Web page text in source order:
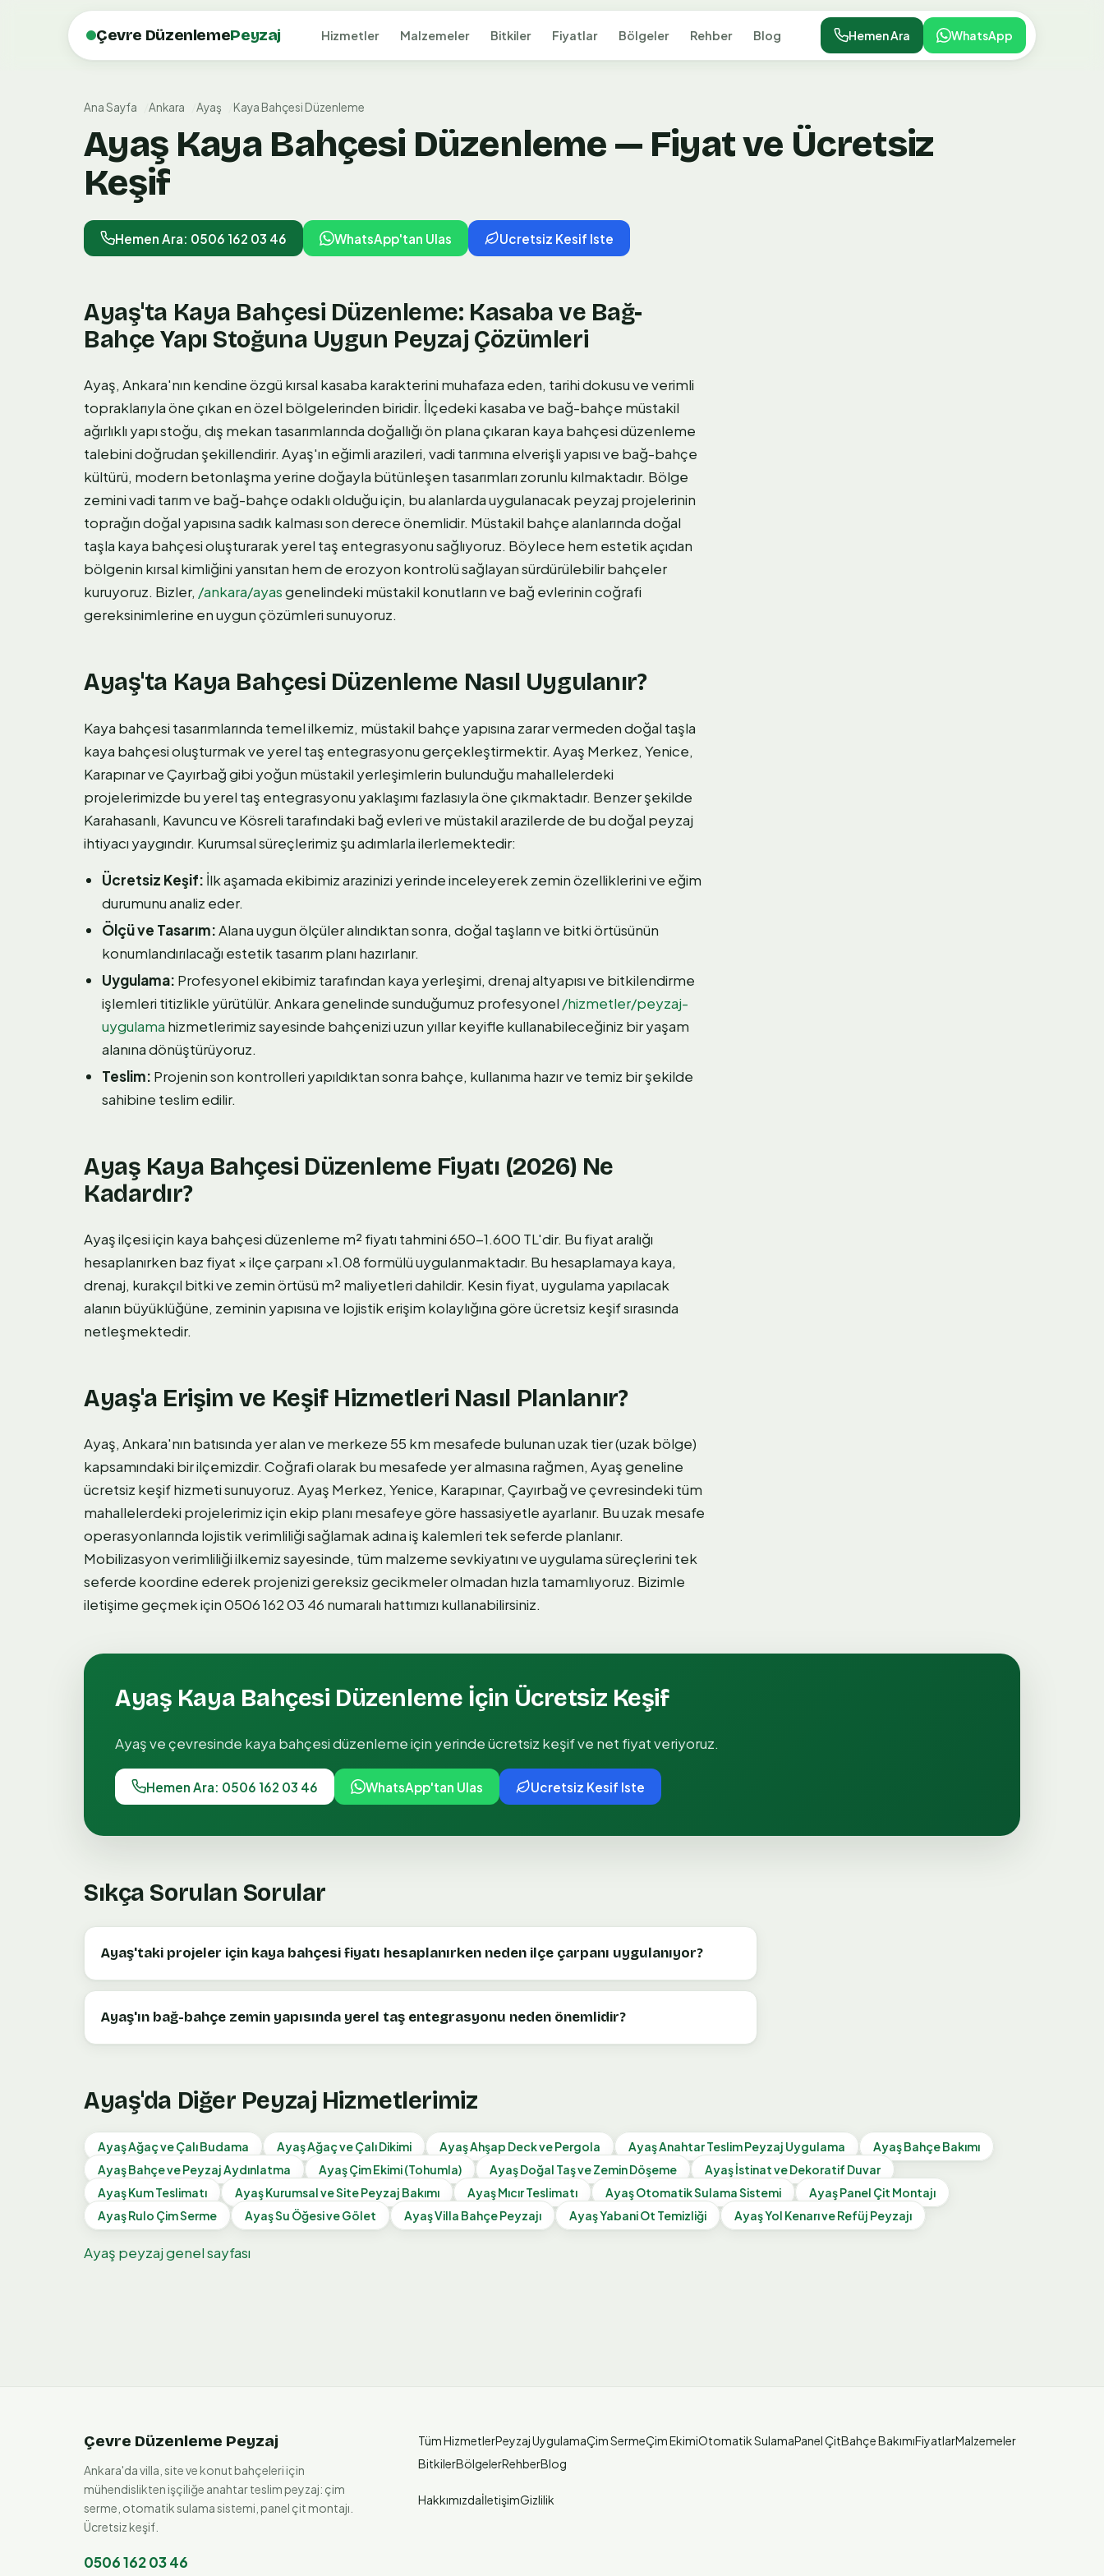
Çevre DüzenlemePeyzaj Hizmetler Malzemeler Bitkiler Fiyatlar Bölgeler Rehber Blog Hemen Ara WhatsApp
Ana Sayfa Ankara Ayaş Kaya Bahçesi Düzenleme
Ayaş Kaya Bahçesi Düzenleme — Fiyat ve Ücretsiz
Keşif
Hemen Ara: 0506 162 03 46 WhatsApp'tan Ulas Ucretsiz Kesif Iste
Ayaş'ta Kaya Bahçesi Düzenleme: Kasaba ve Bağ-
Bahçe Yapı Stoğuna Uygun Peyzaj Çözümleri
Ayaş, Ankara'nın kendine özgü kırsal kasaba karakterini muhafaza eden, tarihi dokusu ve verimli
topraklarıyla öne çıkan en özel bölgelerinden biridir. İlçedeki kasaba ve bağ-bahçe müstakil
ağırlıklı yapı stoğu, dış mekan tasarımlarında doğallığı ön plana çıkaran kaya bahçesi düzenleme
talebini doğrudan şekillendirir. Ayaş'ın eğimli arazileri, vadi tarımına elverişli yapısı ve bağ-bahçe
kültürü, modern betonlaşma yerine doğayla bütünleşen tasarımları zorunlu kılmaktadır. Bölge
zemini vadi tarım ve bağ-bahçe odaklı olduğu için, bu alanlarda uygulanacak peyzaj projelerinin
toprağın doğal yapısına sadık kalması son derece önemlidir. Müstakil bahçe alanlarında doğal
taşla kaya bahçesi oluşturarak yerel taş entegrasyonu sağlıyoruz. Böylece hem estetik açıdan
bölgenin kırsal kimliğini yansıtan hem de erozyon kontrolü sağlayan sürdürülebilir bahçeler
kuruyoruz. Bizler, /ankara/ayasgenelindeki müstakil konutların ve bağ evlerinin coğrafi
gereksinimlerine en uygun çözümleri sunuyoruz.
Ayaş'ta Kaya Bahçesi Düzenleme Nasıl Uygulanır?
Kaya bahçesi tasarımlarında temel ilkemiz, müstakil bahçe yapısına zarar vermeden doğal taşla
kaya bahçesi oluşturmak ve yerel taş entegrasyonu gerçekleştirmektir. Ayaş Merkez, Yenice,
Karapınar ve Çayırbağ gibi yoğun müstakil yerleşimlerin bulunduğu mahallelerdeki
projelerimizde bu yerel taş entegrasyonu yaklaşımı fazlasıyla öne çıkmaktadır. Benzer şekilde
Karahasanlı, Kavuncu ve Kösreli tarafındaki bağ evleri ve müstakil arazilerde de bu doğal peyzaj
ihtiyacı yaygındır. Kurumsal süreçlerimiz şu adımlarla ilerlemektedir:
Ücretsiz Keşif: İlk aşamada ekibimiz arazinizi yerinde inceleyerek zemin özelliklerini ve eğim
durumunu analiz eder.
Ölçü ve Tasarım:Alana uygun ölçüler alındıktan sonra, doğal taşların ve bitki örtüsünün
konumlandırılacağı estetik tasarım planı hazırlanır.
Uygulama: Profesyonel ekibimiz tarafından kaya yerleşimi, drenaj altyapısı ve bitkilendirme
işlemleri titizlikle yürütülür. Ankara genelinde sunduğumuz profesyonel /hizmetler/peyzaj-
uygulama hizmetlerimiz sayesinde bahçenizi uzun yıllar keyifle kullanabileceğiniz bir yaşam
alanına dönüştürüyoruz.
Teslim: Projenin son kontrolleri yapıldıktan sonra bahçe, kullanıma hazır ve temiz bir şekilde
sahibine teslim edilir.
Ayaş Kaya Bahçesi Düzenleme Fiyatı (2026) Ne
Kadardır?
Ayaş ilçesi için kaya bahçesi düzenleme m² fiyatı tahmini 650-1.600 TL'dir. Bu fiyat aralığı
hesaplanırken baz fiyat × ilçe çarpanı ×1.08 formülü uygulanmaktadır. Bu hesaplamaya kaya,
drenaj, kurakçıl bitki ve zemin örtüsü m² maliyetleri dahildir. Kesin fiyat, uygulama yapılacak
alanın büyüklüğüne, zeminin yapısına ve lojistik erişim kolaylığına göre ücretsiz keşif sırasında
netleşmektedir.
Ayaş'a Erişim ve Keşif Hizmetleri Nasıl Planlanır?
Ayaş, Ankara'nın batısında yer alan ve merkeze 55 km mesafede bulunan uzak tier (uzak bölge)
kapsamındaki bir ilçemizdir. Coğrafi olarak bu mesafede yer almasına rağmen, Ayaş geneline
ücretsiz keşif hizmeti sunuyoruz. Ayaş Merkez, Yenice, Karapınar, Çayırbağ ve çevresindeki tüm
mahallelerdeki projelerimiz için ekip planı mesafeye göre hassasiyetle ayarlanır. Bu uzak mesafe
operasyonlarında lojistik verimliliği sağlamak adına iş kalemleri tek seferde planlanır.
Mobilizasyon verimliliği ilkemiz sayesinde, tüm malzeme sevkiyatını ve uygulama süreçlerini tek
seferde koordine ederek projenizi gereksiz gecikmeler olmadan hızla tamamlıyoruz. Bizimle
iletişime geçmek için 0506 162 03 46 numaralı hattımızı kullanabilirsiniz.
Ayaş Kaya Bahçesi Düzenleme İçin Ücretsiz Keşif
Ayaşve çevresinde kaya bahçesi düzenlemeiçin yerinde ücretsiz keşif ve net fiyat veriyoruz.
Hemen Ara: 0506 162 03 46 WhatsApp'tan Ulas Ucretsiz Kesif Iste
Sıkça Sorulan Sorular
Ayaş'taki projeler için kaya bahçesi fiyatı hesaplanırken neden ilçe çarpanı uygulanıyor?
Ayaş'ın bağ-bahçe zemin yapısında yerel taş entegrasyonu neden önemlidir?
Ayaş'da Diğer Peyzaj Hizmetlerimiz
AyaşAğaç ve Çalı Budama AyaşAğaç ve Çalı Dikimi AyaşAhşap Deck ve Pergola AyaşAnahtar Teslim Peyzaj Uygulama AyaşBahçe Bakımı
AyaşBahçe ve Peyzaj Aydınlatma AyaşÇim Ekimi (Tohumla) AyaşDoğal Taş ve Zemin Döşeme Ayaşİstinat ve Dekoratif Duvar
AyaşKum Teslimatı AyaşKurumsal ve Site Peyzaj Bakımı AyaşMıcır Teslimatı AyaşOtomatik Sulama Sistemi AyaşPanel Çit Montajı
AyaşRulo Çim Serme AyaşSu Öğesi ve Gölet AyaşVilla Bahçe Peyzajı AyaşYabani Ot Temizliği AyaşYol Kenarı ve Refüj Peyzajı
Ayaş peyzaj genel sayfası
Çevre Düzenleme Peyzaj
Ankara'da villa, site ve konut bahçeleri için
mühendislikten işçiliğe anahtar teslim peyzaj: çim
serme, otomatik sulama sistemi, panel çit montajı.
Ücretsiz keşif.
0506 162 03 46
Tüm HizmetlerPeyzaj UygulamaÇim SermeÇim EkimiOtomatik SulamaPanel ÇitBahçe BakımıFiyatlarMalzemeler
BitkilerBölgelerRehberBlog
HakkımızdaİletişimGizlilik